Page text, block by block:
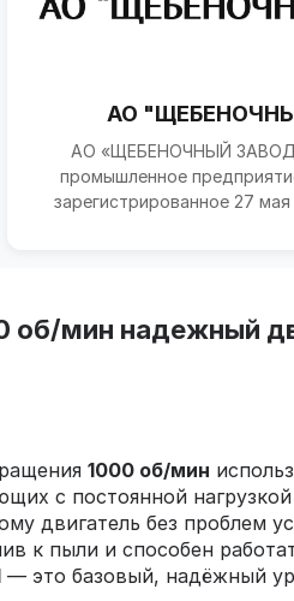
АО
АО «ЩЕБЕНОЧНЫЙ
промышленное
зарегистрированное 27
об/мин надежный
1000 об/мин
с постоянной
двигатель без проблем
к пыли и способен
— это базовый, надёжный